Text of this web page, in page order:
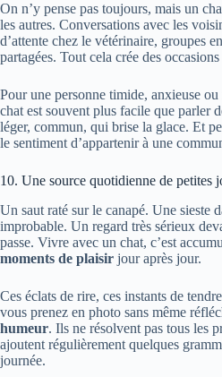
On n’y pense pas toujours, mais un
les autres. Conversations avec les
d’attente chez le vétérinaire, groupes
partagées. Tout cela crée des occasions
Pour une personne timide, anxieuse
chat est souvent plus facile que parler
léger, commun, qui brise la glace. Et
le sentiment d’appartenir à une
10. Une source quotidienne de petites
Un saut raté sur le canapé. Une sieste
improbable. Un regard très sérieux
passe. Vivre avec un chat, c’est
moments de plaisir jour après jour.
Ces éclats de rire, ces instants de
vous prenez en photo sans même
humeur. Ils ne résolvent pas tous les
ajoutent régulièrement quelques
journée.